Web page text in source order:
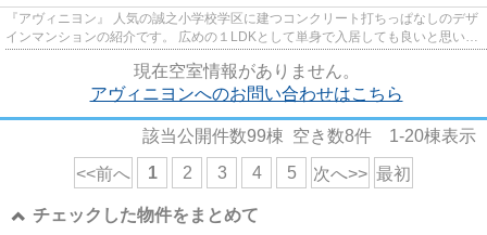
『アヴィニヨン』 人気の誠之小学校学区に建つコンクリート打ちっぱなしのデザ
インマンションの紹介です。 広めの１LDKとして単身で入居しても良いと思いま
現在空室情報がありません。
アヴィニヨンへのお問い合わせはこちら
該当公開件数99棟 空き数8件 1-20棟表示
<<前へ 1 2 3 4 5 次へ>> 最初
チェックした物件をまとめて